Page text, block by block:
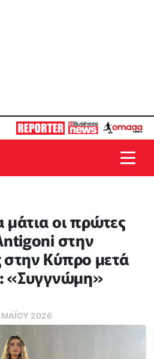
oι πρώτες
στην
Κύπρο μετά
«Συγγνώμη»
ΜΑΪ́ΟΥ 2026